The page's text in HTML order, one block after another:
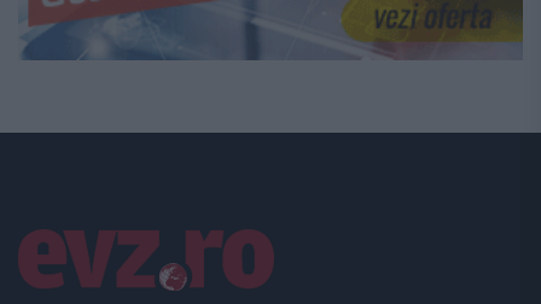
Linkuri utile